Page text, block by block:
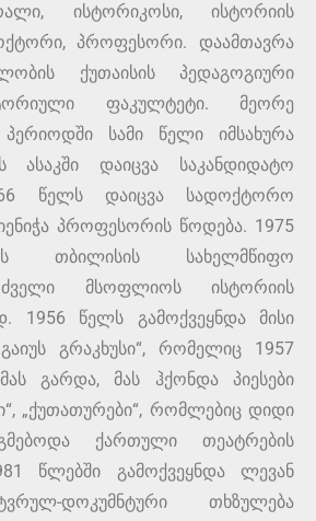
ისტორიკოსი, ისტორიის
პროფესორი. დაამთავრა
ქუთაისის პედაგოგიური
ფაკულტეტი. მეორე
სამი წელი იმსახურა
დაიცვა საკანდიდატო
წელს დაიცვა სადოქტორო
პროფესორის წოდება. 1975
თბილისის სახელმწიფო
ძველი მსოფლიოს ისტორიის
1956 წელს გამოქვეყნდა მისი
გრაკხუსი“, რომელიც 1957
გარდა, მას ჰქონდა პიესები
„ქუთათურები“, რომლებიც დიდი
ქართული თეატრების
წლებში გამოქვეყნდა ლევან
დოკუმნტური თხზულება